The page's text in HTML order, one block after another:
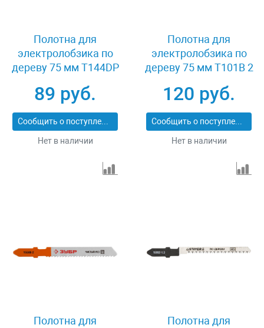
Полотна для
электролобзика по
дереву 75 мм T144DP
4_z02
89 руб.
Сообщить о поступлении
Нет в наличии
Полотна для
электролобзика по
дереву 75 мм T101B 2
120 руб.
Сообщить о поступлении
Нет в наличии
Полотна для
Полотна для